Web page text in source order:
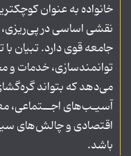
خانواده به عنوان
نقشی اساسی در
جامعه قوی دارد. تبیان
توانمندسازی، خدمات و
می‌دهد که بتواند
آسیـب‌های
اقتصادی و چالش‌های
باشد.